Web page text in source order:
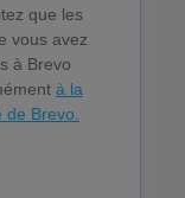
que les
vous avez
à Brevo
à la
Brevo.